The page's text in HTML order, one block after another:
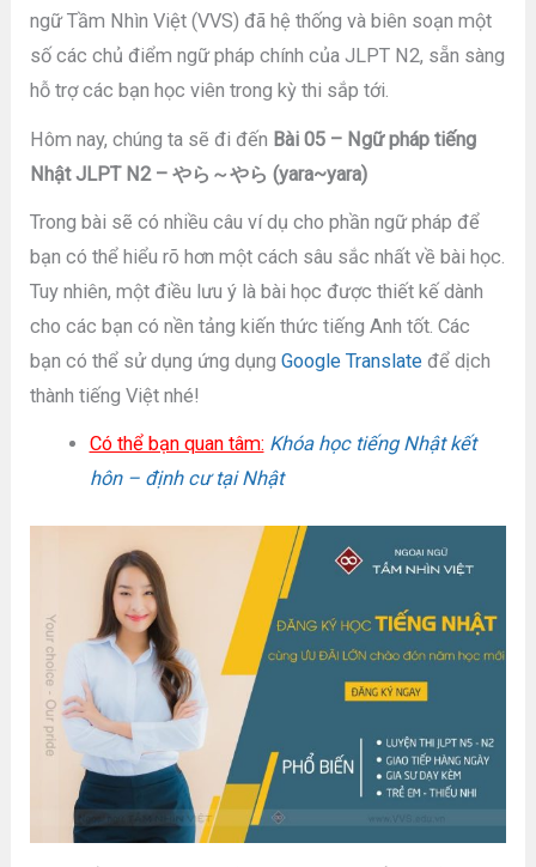
ngữ Tầm Nhìn Việt (VVS) đã hệ thống và biên soạn một
số các chủ điểm ngữ pháp chính của JLPT N2, sẵn sàng
hỗ trợ các bạn học viên trong kỳ thi sắp tới.
Hôm nay, chúng ta sẽ đi đến Bài 05 – Ngữ pháp tiếng
Nhật JLPT N2 – やら～やら (yara~yara)
Trong bài sẽ có nhiều câu ví dụ cho phần ngữ pháp để
bạn có thể hiểu rõ hơn một cách sâu sắc nhất về bài học.
Tuy nhiên, một điều lưu ý là bài học được thiết kế dành
cho các bạn có nền tảng kiến thức tiếng Anh tốt. Các
bạn có thể sử dụng ứng dụngGoogle Translate để dịch
thành tiếng Việt nhé!
Có thể bạn quan tâm: Khóa học tiếng Nhật kết
hôn – định cư tại Nhật